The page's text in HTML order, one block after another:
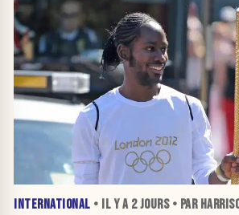
INTERNATIONAL • IL Y A 2 JOURS• PAR